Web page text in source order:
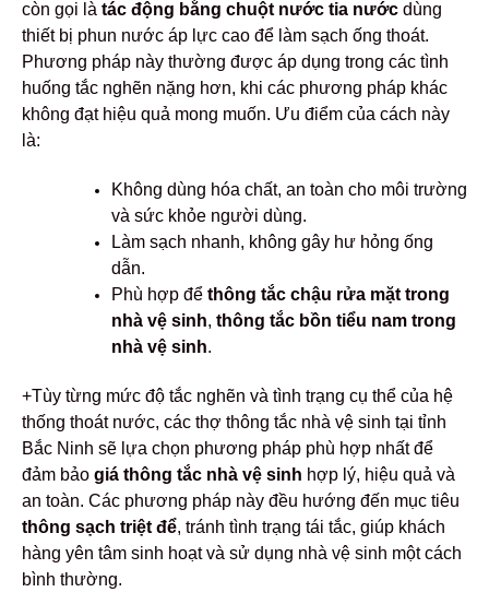
còn gọi là tác động bằng chuột nước tia nước dùng
thiết bị phun nước áp lực cao để làm sạch ống thoát.
Phương pháp này thường được áp dụng trong các tình
huống tắc nghẽn nặng hơn, khi các phương pháp khác
không đạt hiệu quả mong muốn. Ưu điểm của cách này
là:
Không dùng hóa chất, an toàn cho môi trường
và sức khỏe người dùng.
Làm sạch nhanh, không gây hư hỏng ống
dẫn.
Phù hợp để thông tắc chậu rửa mặt trong
nhà vệ sinh, thông tắc bồn tiểu nam trong
nhà vệ sinh.
+Tùy từng mức độ tắc nghẽn và tình trạng cụ thể của hệ
thống thoát nước, các thợ thông tắc nhà vệ sinh tại tỉnh
Bắc Ninh sẽ lựa chọn phương pháp phù hợp nhất để
đảm bảo giá thông tắc nhà vệ sinh hợp lý, hiệu quả và
an toàn. Các phương pháp này đều hướng đến mục tiêu
thông sạch triệt để, tránh tình trạng tái tắc, giúp khách
hàng yên tâm sinh hoạt và sử dụng nhà vệ sinh một cách
bình thường.